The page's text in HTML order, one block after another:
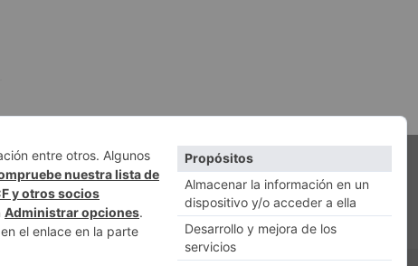
QUIÉNES SOMOS ACCESO REDACCIÓN